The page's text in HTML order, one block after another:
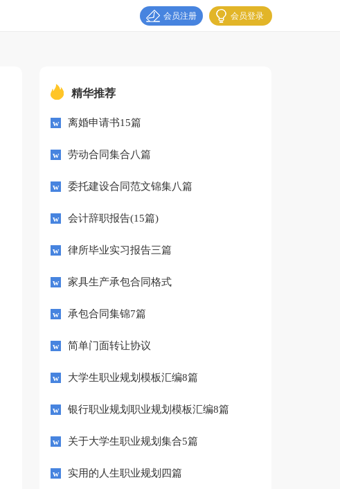
会员登录
会员注册
精华推荐
离婚申请书15篇
劳动合同集合八篇
委托建设合同范文锦集八篇
会计辞职报告(15篇)
律所毕业实习报告三篇
家具生产承包合同格式
承包合同集锦7篇
简单门面转让协议
大学生职业规划模板汇编8篇
银行职业规划职业规划模板汇编8篇
关于大学生职业规划集合5篇
实用的人生职业规划四篇